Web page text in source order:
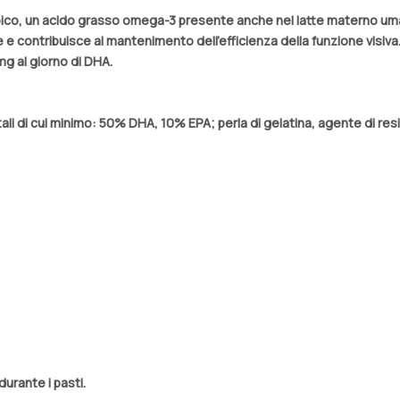
un acido grasso omega-3 presente anche nel latte materno
contribuisce al mantenimento dell'efficienza della funzione visiva.
al giorno di DHA.
di cui minimo: 50% DHA, 10% EPA; perla di gelatina, agente di
i pasti.